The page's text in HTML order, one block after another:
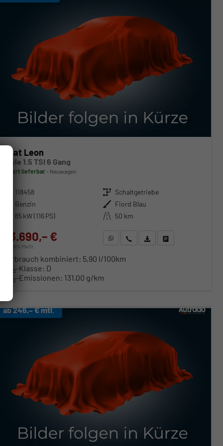
Seat Leon
Style 1.5 TSI 6 Gang
sofort lieferbar Neuwagen
118458 Getriebe Schaltgetriebe
Benzin Außenfarbe Fiord Blau
85 kW (116 PS) Kilometerstand 50 km
23.690,– €
incl. 19% MwSt.
WhatsApp anfragen
Wir rufen Sie anFahrzeugexposé (PDF)
Fahrzeug parken
Verbrauch kombiniert: 5,90 l/100km
2-Klasse: D
2-Emissionen: 131,00 g/km
ab 246,– € mtl.